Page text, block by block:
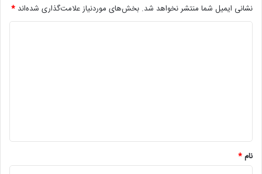
کپی
• مجله هنری
• زمان ساخت و اکران «مایکل ۲» اعلام شد
نشانی ایمیل شما منتشر نخواهد شد. بخش‌های موردنیاز علامت‌گذاری شده‌اند *
نام*